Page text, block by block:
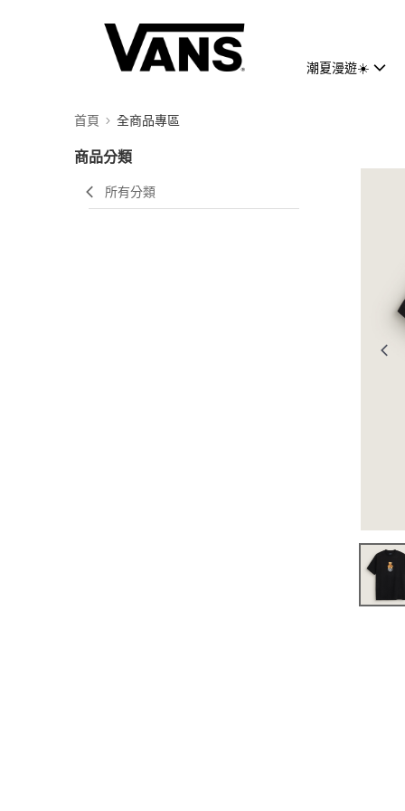
潮夏漫遊☀️
首頁 全商品專區
商品分類
所有分類